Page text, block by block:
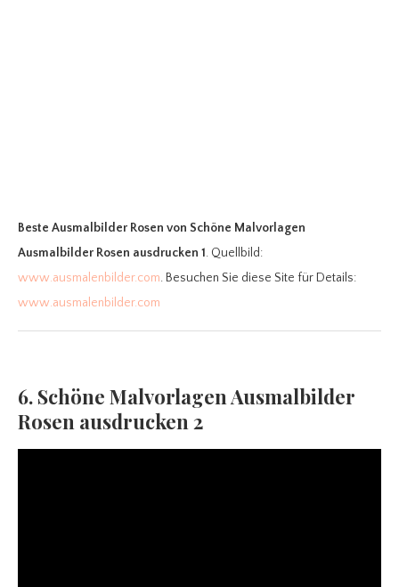
Beste Ausmalbilder Rosen von Schöne Malvorlagen
Ausmalbilder Rosen ausdrucken 1. Quellbild:
www.ausmalenbilder.com. Besuchen Sie diese Site für Details:
www.ausmalenbilder.com
6. Schöne Malvorlagen Ausmalbilder
Rosen ausdrucken 2